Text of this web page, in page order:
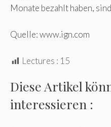
Monate bezahlt haben,
Quelle: www.ign.com
Lectures : 15
Diese Artikel
interessieren :